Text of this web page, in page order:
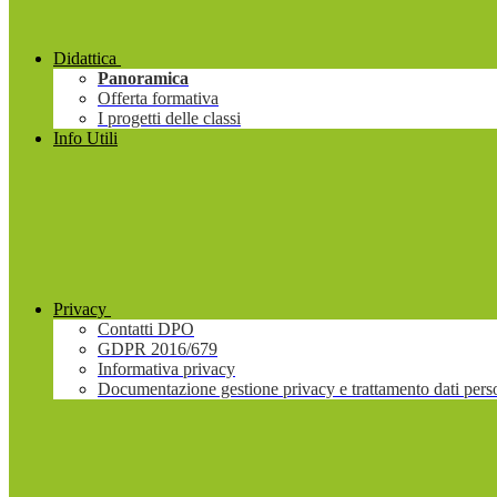
Didattica
Panoramica
Offerta formativa
I progetti delle classi
Info Utili
Privacy
Contatti DPO
GDPR 2016/679
Informativa privacy
Documentazione gestione privacy e trattamento dati